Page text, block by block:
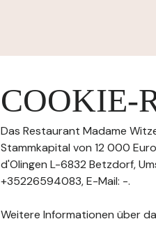
COOKIE-
Das Restaurant Madame
Stammkapital von 12 000
d'Olingen L-6832 Betzdorf,
+35226594083, E-Mail: -.
Weitere Informationen über